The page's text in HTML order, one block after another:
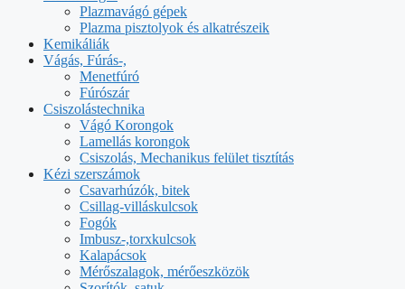
Plazmavágó gépek
Plazma pisztolyok és alkatrészeik
Kemikáliák
Vágás, Fúrás-,
Menetfúró
Fúrószár
Csiszolástechnika
Vágó Korongok
Lamellás korongok
Csiszolás, Mechanikus felület tisztítás
Kézi szerszámok
Csavarhúzók, bitek
Csillag-villáskulcsok
Fogók
Imbusz-,torxkulcsok
Kalapácsok
Mérőszalagok, mérőeszközök